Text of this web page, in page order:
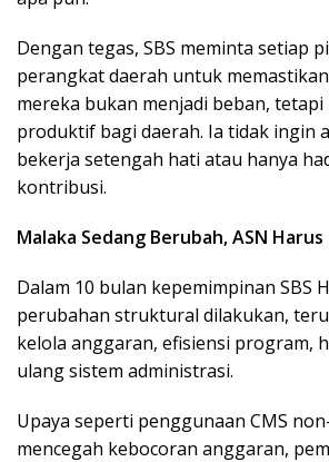
Dengan tegas, SBS meminta setiap
perangkat daerah untuk
mereka bukan menjadi beban, tetapi
produktif bagi daerah. Ia tidak ingin
bekerja setengah hati atau hanya
kontribusi.
Malaka Sedang Berubah, ASN
Dalam 10 bulan kepemimpinan SBS
perubahan struktural dilakukan,
kelola anggaran, efisiensi program,
ulang sistem administrasi.
Upaya seperti penggunaan CMS
mencegah kebocoran anggaran,